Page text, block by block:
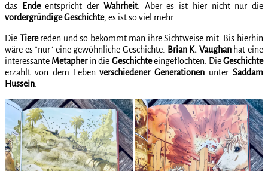
das
Endeentspricht der Wahrheit. Aber es ist hier nicht nur die
vordergründigeGeschichte, es ist so viel mehr.
Die Tierereden und so bekommt man ihre Sichtweise mit. Bis hierhin
wäre es “nur” eine gewöhnliche Geschichte.
Brian K. Vaughan hat eine
interessante Metapherin die Geschichteeingeflochten. DieGeschichte
erzählt von dem Lebenverschiedener Generationen unterSaddam
Hussein